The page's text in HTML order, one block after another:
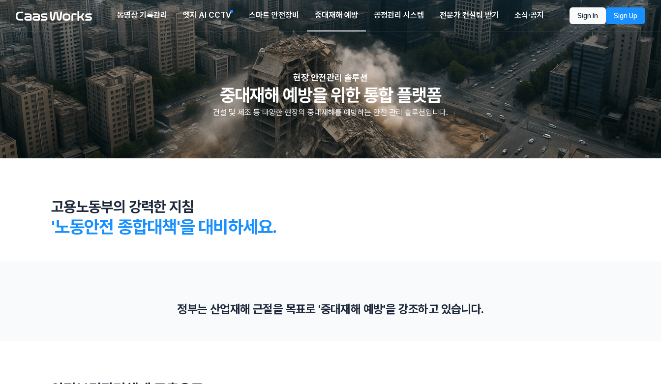
동영상 기록관리 엣지 AI CCTV 스마트 안전장비 중대재해 예방 공정관리 시스템 전문가 컨설팅 받기 소식·공지 Sign In Sign Up
현장 안전관리 솔루션
중대재해 예방을 위한 통합 플랫폼
건설 및 제조 등 다양한 현장의 중대재해를 예방하는 안전 관리 솔루션입니다.
고용노동부의 강력한 지침
'노동안전 종합대책'을 대비하세요.
외국인 근로자 고용 제한 중대재해 사건 무관용 원칙
정부는 산업재해 근절을 목표로 '중대재해 예방'을 강조하고 있습니다.